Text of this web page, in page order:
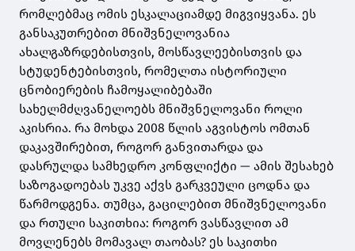
რომლებმაც ომის ესკალაციამდე მიგვიყვანა. ეს
განსაკუთრებით მნიშვნელოვანია
ახალგაზრდებისთვის, მოსწავლეებისთვის და
სტუდენტებისთვის, რომელთა ისტორიული
ცნობიერების ჩამოყალიბებაში
სახელმძღვანელოებს მნიშვნელოვანი როლი
აკისრია. რა მოხდა 2008 წლის აგვისტოს ომთან
დაკავშირებით, როგორ განვითარდა და
დასრულდა სამხედრო კონფლიქტი — ამის შესახებ
საზოგადოებას უკვე აქვს გარკვეული ცოდნა და
წარმოდგენა. თუმცა, გაცილებით მნიშვნელოვანი
და რთული საკითხია: როგორ ვასწავლით ამ
მოვლენებს მომავალ თაობას? ეს საკითხი